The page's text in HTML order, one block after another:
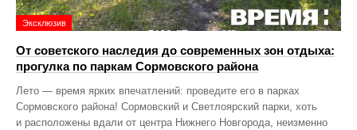
Эксклюзив
От советского наследия до современных зон отдыха:
прогулка по паркам Сормовского района
Лето — время ярких впечатлений: проведите его в парках
Сормовского района! Сормовский и Светлоярский парки, хоть
и расположены вдали от центра Нижнего Новгорода, неизменно